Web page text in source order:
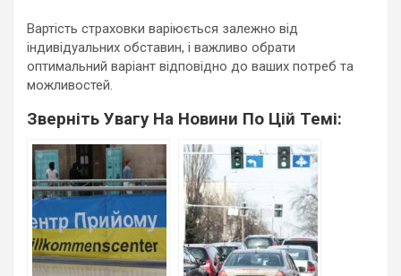
Вартість страховки варіюється залежно від
індивідуальних обставин, і важливо обрати
оптимальний варіант відповідно до ваших потреб та
можливостей.
Зверніть Увагу На Новини По Цій Темі: